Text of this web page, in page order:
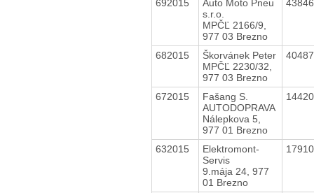
692015
Auto Moto Pneu
s.r.o.
MPČĽ 2166/9,
977 03 Brezno
682015
Škorvánek Peter
MPČĽ 2230/32,
977 03 Brezno
672015
Fašang S.
AUTODOPRAVA
Nálepkova 5,
977 01 Brezno
632015
Elektromont-
Servis
9.mája 24, 977
01 Brezno